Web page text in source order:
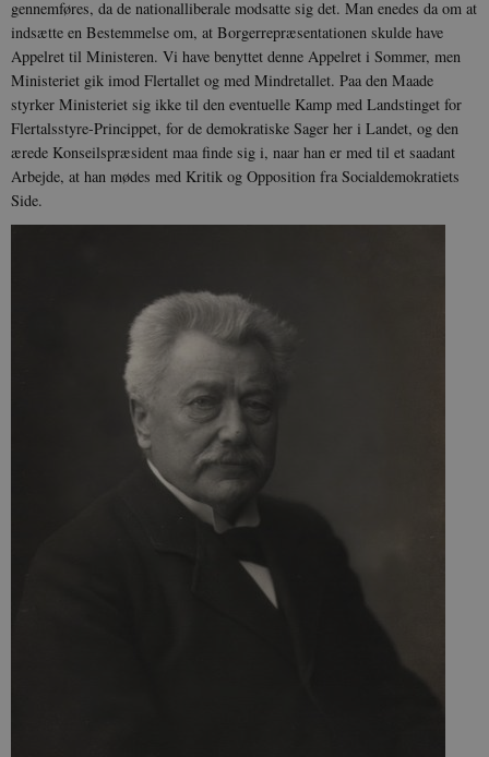
gennemføres, da de nationalliberale modsatte sig det. Man enedes da om at
indsætte en Bestemmelse om, at Borgerrepræsentationen skulde have
Appelret til Ministeren. Vi have benyttet denne Appelret i Sommer, men
Ministeriet gik imod Flertallet og med Mindretallet. Paa den Maade
styrker Ministeriet sig ikke til den eventuelle Kamp med Landstinget for
Flertalsstyre-Princippet, for de demo­kratiske Sager her i Landet, og den
ærede Konseilspræsident maa finde sig i, naar han er med til et saadant
Arbejde, at han mødes med Kritik og Opposition fra Socialdemokratiets
Side.